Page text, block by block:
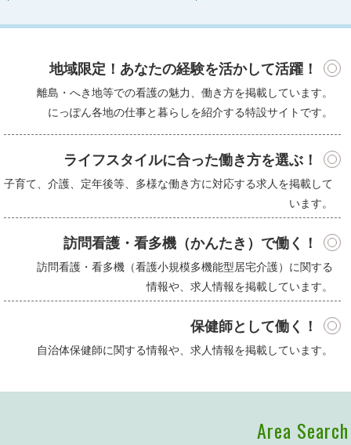
地域限定！あなたの経験を活かして活躍！
離島・へき地等での看護の魅力、働き方を掲載しています。
にっぽん各地の仕事と暮らしを紹介する特設サイトです。
ライフスタイルに合った働き方を選ぶ！
子育て、介護、定年後等、多様な働き方に対応する求人を掲載して
います。
訪問看護・看多機（かんたき）で働く！
訪問看護・看多機（看護小規模多機能型居宅介護）に関する
情報や、求人情報を掲載しています。
保健師として働く！
自治体保健師に関する情報や、求人情報を掲載しています。
Area Search